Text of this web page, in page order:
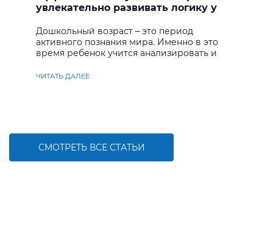
увлекательно развивать логику у
Дошкольный возраст – это период
активного познания мира. Именно в это
время ребенок учится анализировать и
ЧИТАТЬ ДАЛЕЕ
СМОТРЕТЬ ВСЕ СТАТЬИ